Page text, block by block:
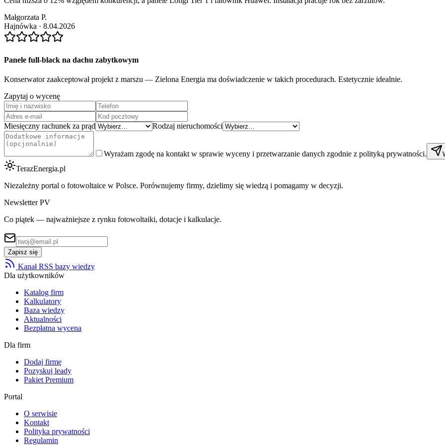
Małgorzata P.
Hajnówka · 8.04.2026
Panele full-black na dachu zabytkowym
Konserwator zaakceptował projekt z marszu — Zielona Energia ma doświadczenie w takich procedurach. Estetycznie idealnie.
Zapytaj o wycenę
Miesięczny rachunek za prąd Rodzaj nieruchomości
Wyrażam zgodę na kontakt w sprawie wyceny i przetwarzanie danych zgodnie z polityką prywatności.
TerazEnergia.pl
Niezależny portal o fotowoltaice w Polsce. Porównujemy firmy, dzielimy się wiedzą i pomagamy w decyzji.
Newsletter PV
Co piątek — najważniejsze z rynku fotowoltaiki, dotacje i kalkulacje.
Zapisz się
Kanał RSS bazy wiedzy
Dla użytkowników
Katalog firm
Kalkulatory
Baza wiedzy
Aktualności
Bezpłatna wycena
Dla firm
Dodaj firmę
Pozyskuj leady
Pakiet Premium
Portal
O serwisie
Kontakt
Polityka prywatności
Regulamin